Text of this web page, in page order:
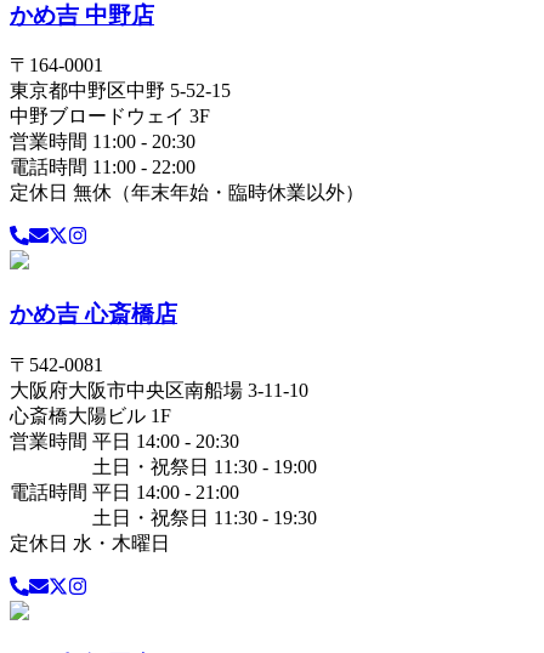
かめ吉 中野店
〒 164-0001
東京都中野区中野 5-52-15
中野ブロードウェイ 3F
営業時間 11:00 - 20:30
電話時間 11:00 - 22:00
定休日 無休（年末年始・臨時休業以外）
かめ吉 心斎橋店
〒 542-0081
大阪府大阪市中央区南船場 3-11-10
心斎橋大陽ビル 1F
営業時間 平日 14:00 - 20:30
土日・祝祭日 11:30 - 19:00
電話時間 平日 14:00 - 21:00
土日・祝祭日 11:30 - 19:30
定休日 水・木曜日